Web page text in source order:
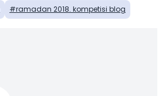
ramadan 2018. kompetisi blog